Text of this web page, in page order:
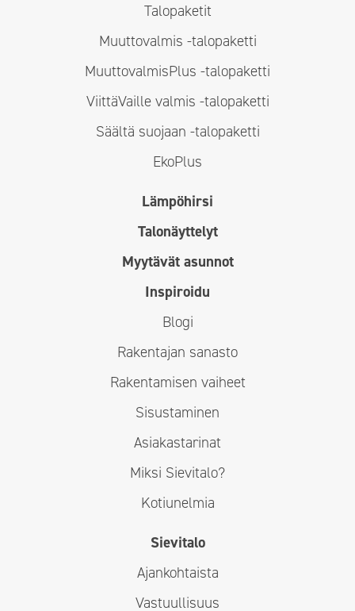
Talopaketit
Muuttovalmis -talopaketti
MuuttovalmisPlus -talopaketti
ViittäVaille valmis -talopaketti
Säältä suojaan -talopaketti
EkoPlus
Lämpöhirsi
Talonäyttelyt
Myytävät asunnot
Inspiroidu
Blogi
Rakentajan sanasto
Rakentamisen vaiheet
Sisustaminen
Asiakastarinat
Miksi Sievitalo?
Kotiunelmia
Sievitalo
Ajankohtaista
Vastuullisuus